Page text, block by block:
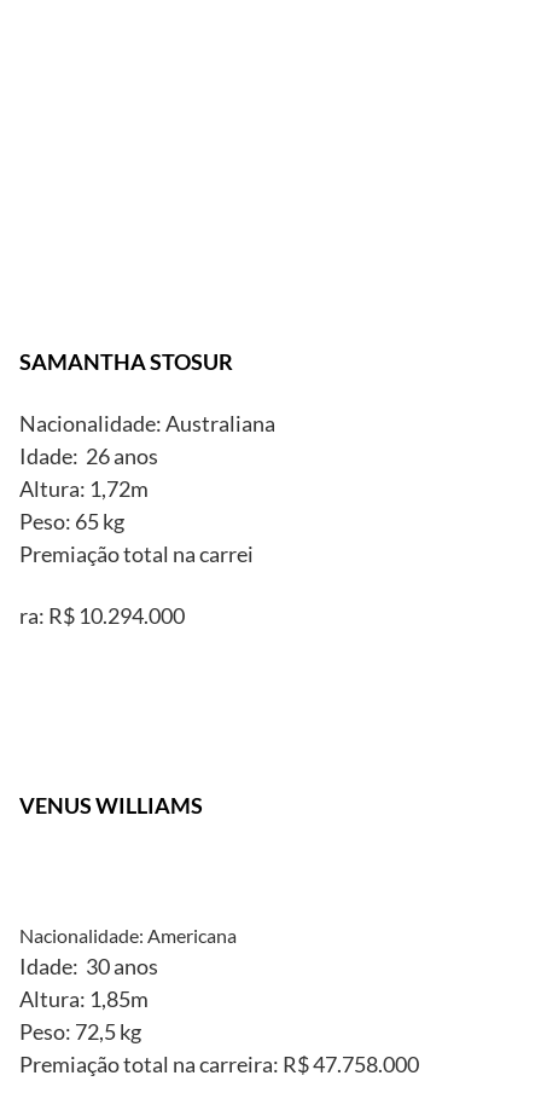
SAMANTHA STOSUR
Nacionalidade: Australiana
Idade: 26 anos
Altura: 1,72m
Peso: 65 kg
Premiação total na carrei
ra: R$ 10.294.000
VENUS WILLIAMS
Nacionalidade: Americana
Idade: 30 anos
Altura: 1,85m
Peso: 72,5 kg
Premiação total na carreira: R$ 47.758.000